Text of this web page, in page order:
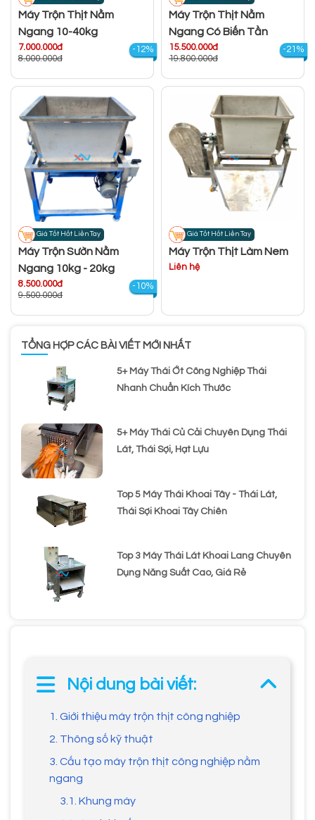
Máy Trộn Thịt Nằm
Ngang 10-40kg
7.000.000đ
8.000.000đ
-12%
Máy Trộn Thịt Nằm
Ngang Có Biến Tần
15.500.000đ
19.800.000đ
-21%
Giá Tốt Hốt Liền Tay
Máy Trộn Sườn Nằm
Ngang 10kg - 20kg
8.500.000đ
9.500.000đ
-10%
Giá Tốt Hốt Liền Tay
Máy Trộn Thịt Làm Nem
Liên hệ
Nội dung bài viết:
1. Giới thiệu máy trộn thịt công nghiệp
2. Thông số kỹ thuật
3. Cấu tạo máy trộn thịt công nghiệp nằm
ngang
3.1. Khung máy
TỔNG HỢP CÁC BÀI VIẾT MỚI NHẤT
5+ Máy Thái Ớt Công Nghiệp Thái
Nhanh Chuẩn Kích Thước
5+ Máy Thái Củ Cải Chuyên Dụng Thái
Lát, Thái Sợi, Hạt Lựu
Top 5 Máy Thái Khoai Tây - Thái Lát,
Thái Sợi Khoai Tây Chiên
Top 3 Máy Thái Lát Khoai Lang Chuyên
Dụng Năng Suất Cao, Giá Rẻ